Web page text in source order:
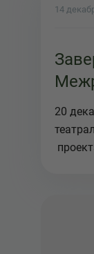
14
20